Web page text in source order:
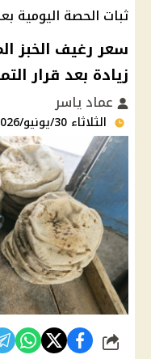
ثبات الحصة اليومية
زيادة بعد قرار
عماد ياسر
الثلاثاء 30/يونيو/2026 - 06:01 م
شارك